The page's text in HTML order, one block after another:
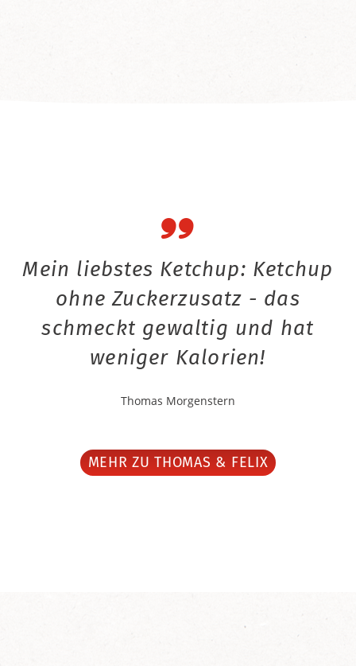
Mein liebstes Ketchup: Ketchup
ohne Zuckerzusatz - das
schmeckt gewaltig und hat
weniger Kalorien!
Thomas Morgenstern
MEHR ZU THOMAS & FELIX